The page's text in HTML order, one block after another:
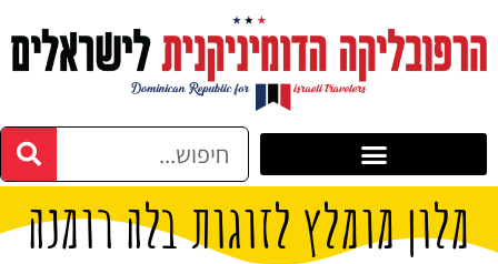
מלון מומלץ לזוגות בלה רומנה